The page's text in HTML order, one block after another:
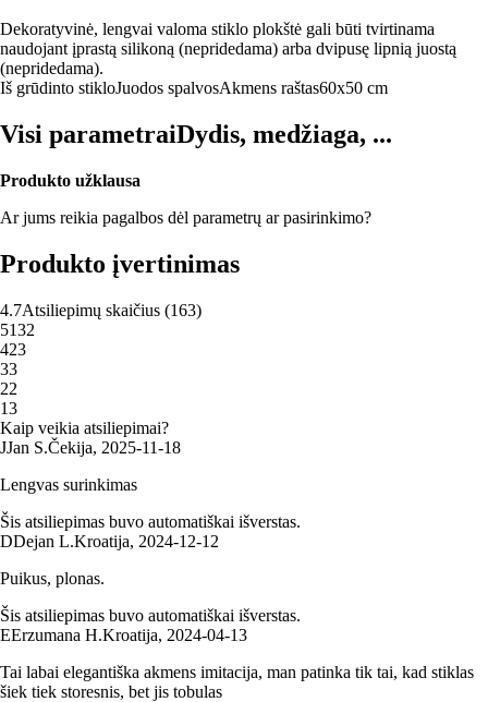
Dekoratyvinė, lengvai valoma stiklo plokštė gali būti tvirtinama
naudojant įprastą silikoną (nepridedama) arba dvipusę lipnią juostą
(nepridedama).
Iš grūdinto stikloJuodos spalvosAkmens raštas60x50 cm
Visi parametraiDydis, medžiaga, ...
Produkto užklausa
Ar jums reikia pagalbos dėl parametrų ar pasirinkimo?
Produkto įvertinimas
4.7Atsiliepimų skaičius (163)
5132
423
33
22
13
Kaip veikia atsiliepimai?
JJan S.Čekija, 2025‑11‑18
Lengvas surinkimas
Šis atsiliepimas buvo automatiškai išverstas.
DDejan L.Kroatija, 2024‑12‑12
Puikus, plonas.
Šis atsiliepimas buvo automatiškai išverstas.
EErzumana H.Kroatija, 2024‑04‑13
Tai labai elegantiška akmens imitacija, man patinka tik tai, kad stiklas
šiek tiek storesnis, bet jis tobulas